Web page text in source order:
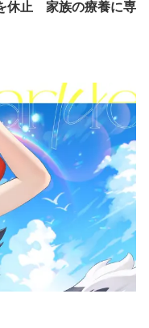
休止 家族の療養に専